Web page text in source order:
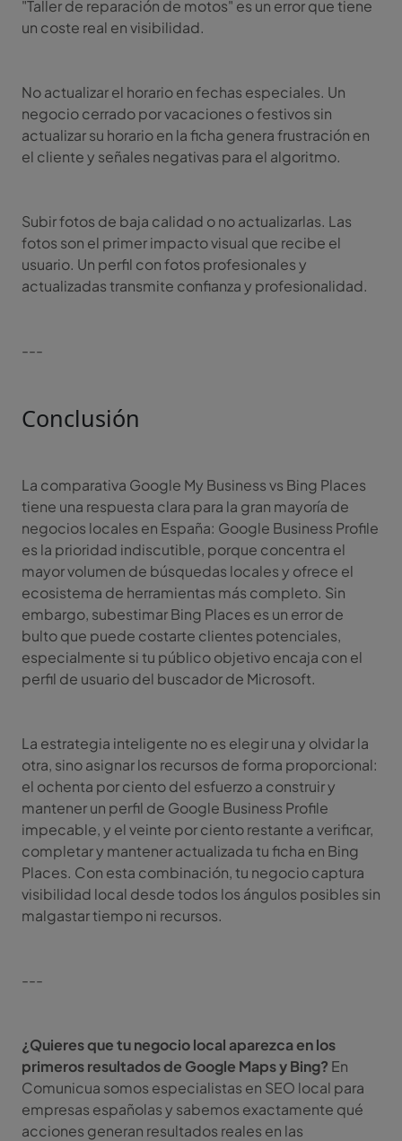
"Taller de reparación de motos" es un error que tiene
un coste real en visibilidad.
No actualizar el horario en fechas especiales. Un
negocio cerrado por vacaciones o festivos sin
actualizar su horario en la ficha genera frustración en
el cliente y señales negativas para el algoritmo.
Subir fotos de baja calidad o no actualizarlas. Las
fotos son el primer impacto visual que recibe el
usuario. Un perfil con fotos profesionales y
actualizadas transmite confianza y profesionalidad.
---
Conclusión
La comparativa Google My Business vs Bing Places
tiene una respuesta clara para la gran mayoría de
negocios locales en España: Google Business Profile
es la prioridad indiscutible, porque concentra el
mayor volumen de búsquedas locales y ofrece el
ecosistema de herramientas más completo. Sin
embargo, subestimar Bing Places es un error de
bulto que puede costarte clientes potenciales,
especialmente si tu público objetivo encaja con el
perfil de usuario del buscador de Microsoft.
La estrategia inteligente no es elegir una y olvidar la
otra, sino asignar los recursos de forma proporcional:
el ochenta por ciento del esfuerzo a construir y
mantener un perfil de Google Business Profile
impecable, y el veinte por ciento restante a verificar,
completar y mantener actualizada tu ficha en Bing
Places. Con esta combinación, tu negocio captura
visibilidad local desde todos los ángulos posibles sin
malgastar tiempo ni recursos.
---
¿Quieres que tu negocio local aparezca en los
primeros resultados de Google Maps y Bing? En
Comunicua somos especialistas en SEO local para
empresas españolas y sabemos exactamente qué
acciones generan resultados reales en las